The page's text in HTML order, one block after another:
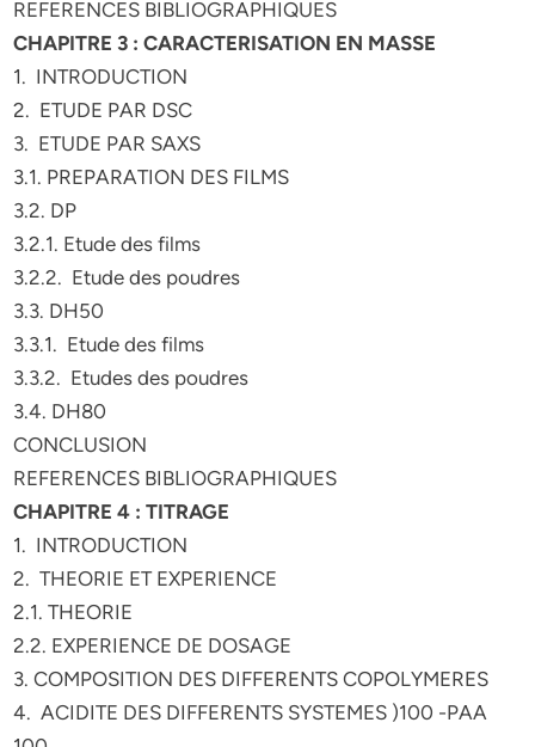
REFERENCES BIBLIOGRAPHIQUES
CHAPITRE 3 : CARACTERISATION EN MASSE
1. INTRODUCTION
2. ETUDE PAR DSC
3. ETUDE PAR SAXS
3.1. PREPARATION DES FILMS
3.2. DP
3.2.1. Etude des films
3.2.2. Etude des poudres
3.3. DH50
3.3.1. Etude des films
3.3.2. Etudes des poudres
3.4. DH80
CONCLUSION
REFERENCES BIBLIOGRAPHIQUES
CHAPITRE 4 : TITRAGE
1. INTRODUCTION
2. THEORIE ET EXPERIENCE
2.1. THEORIE
2.2. EXPERIENCE DE DOSAGE
3. COMPOSITION DES DIFFERENTS COPOLYMERES
4. ACIDITE DES DIFFERENTS SYSTEMES )100 -PAA